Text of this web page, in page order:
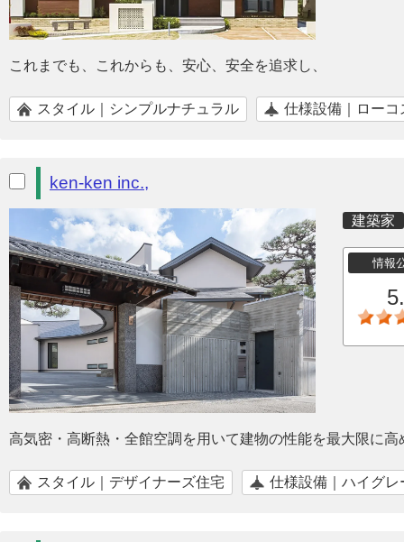
これまでも、これからも、安心、安全を追求し、
スタイル｜シンプルナチュラル 仕様設備｜ローコ
ken-ken inc.,
建築家
情報
高気密・高断熱・全館空調を用いて建物の性能を最大限に
スタイル｜デザイナーズ住宅 仕様設備｜ハイグレ